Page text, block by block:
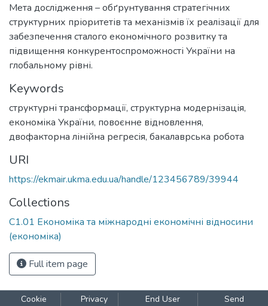
Мета дослідження – обґрунтування стратегічних
структурних пріоритетів та механізмів їх реалізації для
забезпечення сталого економічного розвитку та
підвищення конкурентоспроможності України на
глобальному рівні.
Keywords
структурні трансформації, структурна модернізація,
економіка України, повоєнне відновлення,
двофакторна лінійна регресія, бакалаврська робота
URI
https://ekmair.ukma.edu.ua/handle/123456789/39944
Collections
С1.01 Економіка та міжнародні економічні відносини
(економіка)
Full item page
Cookie Privacy End User Send